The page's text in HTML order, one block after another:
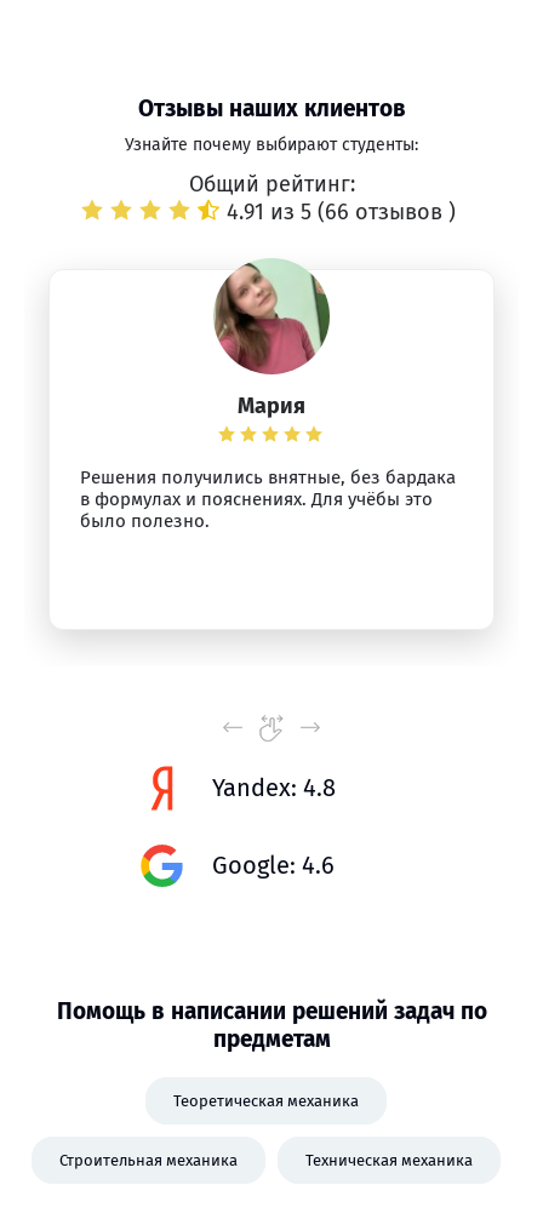
Отзывы наших клиентов
Узнайте почему выбирают студенты:
Общий рейтинг:
4.91 из 5 (66 отзывов )
Мария
Решения получились внятные, без бардака
в формулах и пояснениях. Для учёбы это
было полезно.
Yandex: 4.8
Google: 4.6
Помощь в написании решений задач по
предметам
Теоретическая механика
Строительная механика Техническая механика